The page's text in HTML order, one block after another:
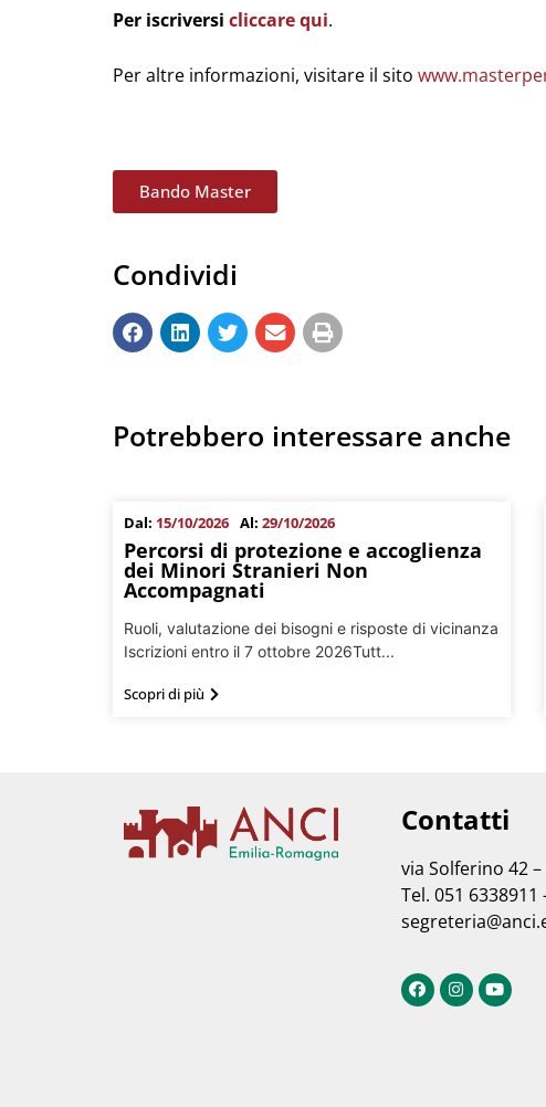
Per iscriversi cliccare qui.
Per altre informazioni, visitare il sito
Bando Master
Condividi
Potrebbero interessare anche
Dal: 15/10/2026 Al: 29/10/2026
Percorsi di protezione e accoglienza
dei Minori Stranieri Non
Accompagnati
Ruoli, valutazione dei bisogni e risposte di vicinanza
Iscrizioni entro il 7 ottobre 2026Tutt...
Scopri di più
Contatti
via Solferino 42
Tel. 051 6338911